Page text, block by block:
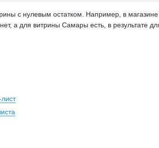
с нулевым остатком. Например, в
а для витрины Самары есть, в результате